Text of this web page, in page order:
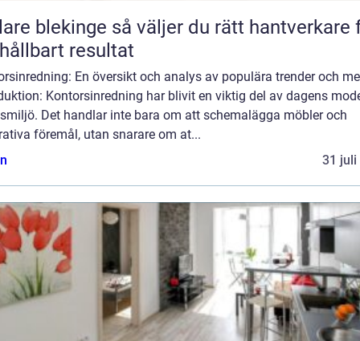
så väljer du rätt hantverkare för
resultat
En översikt och analys av populära trender och
Kontorsinredning har blivit en viktig del av dagens
Det handlar inte bara om att schemalägga möbler och
föremål, utan snarare om at...
31 juli